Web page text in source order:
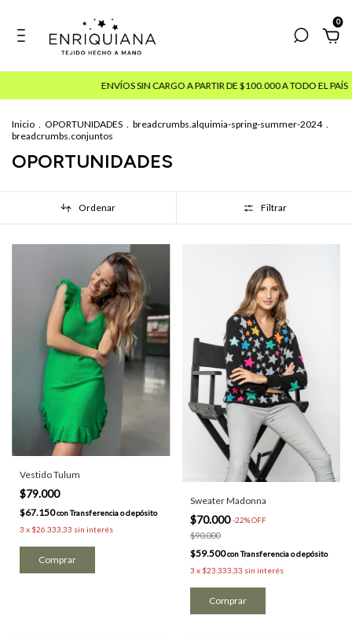
0
ENVÍOS SIN CARGO A PARTIR DE $100.000 A TODO EL PAÍS 15% OFF
Inicio . OPORTUNIDADES . breadcrumbs.alquimia-spring-summer-2024 .
breadcrumbs.conjuntos
OPORTUNIDADES
Ordenar Filtrar
Vestido Tulum
$79.000
$67.150conTransferencia o depósito
3 x $26.333,33 sin interés
Comprar
Sweater Madonna
$70.000-22%OFF
$90.000
$59.500conTransferencia o depósito
3 x $23.333,33 sin interés
Comprar